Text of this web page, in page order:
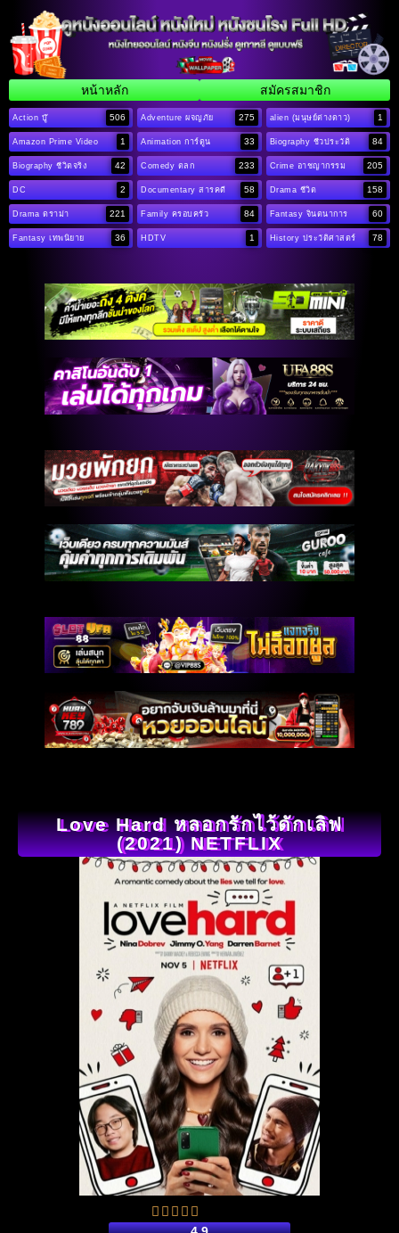
หน้าหลัก สมัครสมาชิก
Action บู๊ 506 Adventure ผจญภัย 275 alien (มนุษย์ต่างดาว) 1
Amazon Prime Video 1 Animation การ์ตูน 33 Biography ชีวประวัติ 84
Biography ชีวิตจริง 42 Comedy ตลก 233 Crime อาชญากรรม 205
DC 2 Documentary สารคดี 58 Drama ชีวิต 158
Drama ดราม่า 221 Family ครอบครัว 84 Fantasy จินตนาการ 60
Fantasy เทพนิยาย 36 HDTV 1 History ประวัติศาสตร์ 78
Love Hard หลอกรักไว้ดักเลิฟ
(2021) NETFLIX